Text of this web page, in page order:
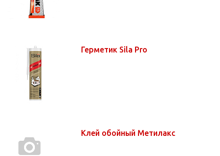
Герметик Sila Pro
Клей обойный Метилакс